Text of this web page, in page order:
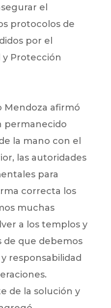
el
protocolos de
por el
y Protección
Mendoza afirmó
permanecido
la mano con el
las autoridades
para
correcta los
muchas
a los templos y
de que debemos
responsabilidad
de la solución y